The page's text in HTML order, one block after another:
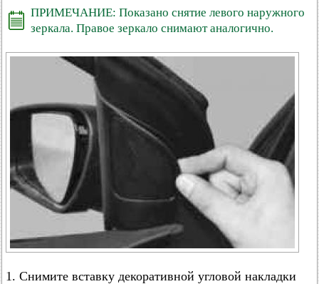
ПРИМЕЧАНИЕ: Показано снятие левого наружного
зеркала. Правое зеркало снимают аналогично.
1. Снимите вставку декоративной угловой накладки